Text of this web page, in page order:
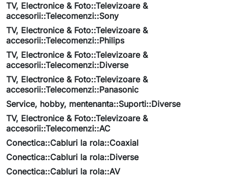
TV, Electronice & Foto::Televizoare &
accesorii::Telecomenzi::Sony
TV, Electronice & Foto::Televizoare &
accesorii::Telecomenzi::Philips
TV, Electronice & Foto::Televizoare &
accesorii::Telecomenzi::Diverse
TV, Electronice & Foto::Televizoare &
accesorii::Telecomenzi::Panasonic
Service, hobby, mentenanta::Suporti::Diverse
TV, Electronice & Foto::Televizoare &
accesorii::Telecomenzi::AC
Conectica::Cabluri la rola::Coaxial
Conectica::Cabluri la rola::Diverse
Conectica::Cabluri la rola::AV